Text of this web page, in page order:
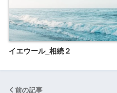
イエウール_相続２
前の記事